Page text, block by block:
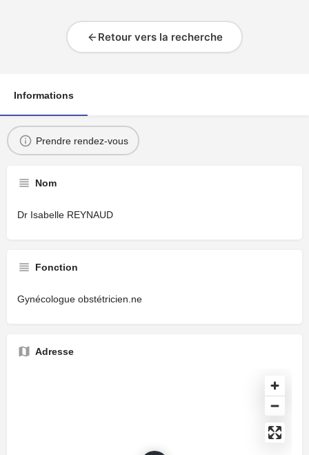
Retour vers la recherche
Informations
Prendre rendez-vous
Nom
Dr Isabelle REYNAUD
Fonction
Gynécologue obstétricien.ne
Adresse